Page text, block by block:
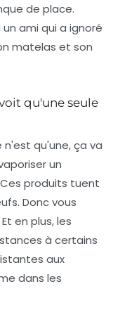
de place.
ami qui a ignoré
matelas et son
qu'une seule
n'est qu'une, ça va
un
produits tuent
Donc vous
en plus, les
à certains
aux
dans les